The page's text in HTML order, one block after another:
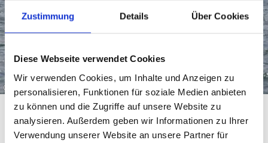
Zustimmung Details Über Cookies
Diese Webseite verwendet Cookies
Wir verwenden Cookies, um Inhalte und Anzeigen zu
personalisieren, Funktionen für soziale Medien anbieten
zu können und die Zugriffe auf unsere Website zu
analysieren. Außerdem geben wir Informationen zu Ihrer
Verwendung unserer Website an unsere Partner für
©